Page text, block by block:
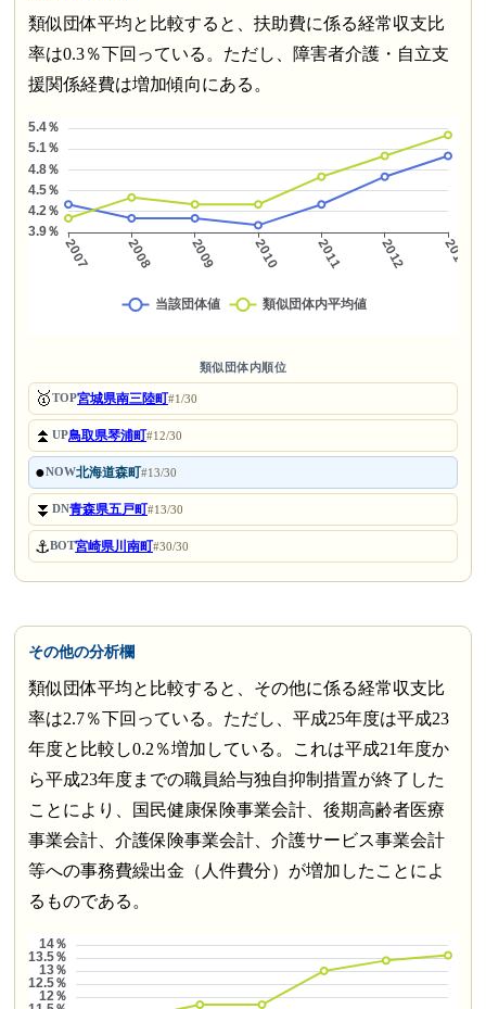
類似団体平均と比較すると、扶助費に係る経常収支比
率は0.3％下回っている。ただし、障害者介護・自立支
援関係経費は増加傾向にある。
類似団体内順位
🥇TOP宮城県南三陸町#1/30
⏫UP鳥取県琴浦町#12/30
●NOW北海道森町#13/30
⏬DN青森県五戸町#13/30
⚓BOT宮崎県川南町#30/30
その他の分析欄
類似団体平均と比較すると、その他に係る経常収支比
率は2.7％下回っている。ただし、平成25年度は平成23
年度と比較し0.2％増加している。これは平成21年度か
ら平成23年度までの職員給与独自抑制措置が終了した
ことにより、国民健康保険事業会計、後期高齢者医療
事業会計、介護保険事業会計、介護サービス事業会計
等への事務費繰出金（人件費分）が増加したことによ
るものである。